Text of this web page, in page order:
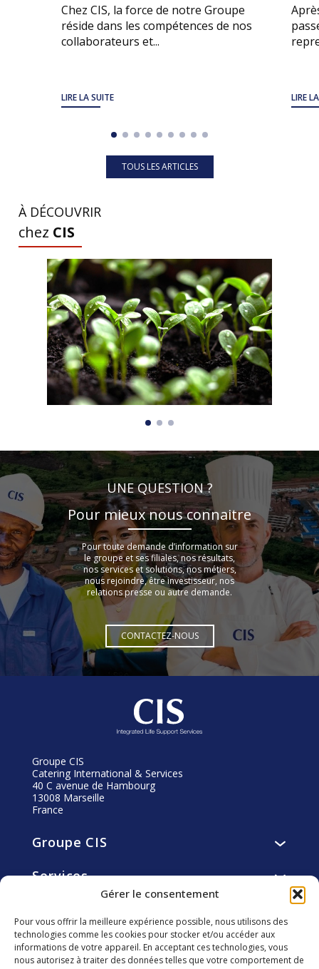
Gérer le consentement
Pour vous offrir la meilleure expérience possible, nous utilisons des
technologies comme les cookies pour stocker et/ou accéder aux
informations de votre appareil. En acceptant ces technologies, vous
nous autorisez à traiter des données telles que votre comportement de
Chez CIS, la force de notre Groupe
réside dans les compétences de nos
collaborateurs et...
LIRE LA SUITE LIRE
TOUS LES ARTICLES
À DÉCOUVRIR
chez CIS
UNE QUESTION ?
Pour mieux nous connaitre
Pour toute demande d’information sur
le groupe et ses filiales, nos résultats,
nos services et solutions, nos métiers,
nous rejoindre, être investisseur, nos
relations presse ou autre demande.
CONTACTEZ-NOUS
Groupe CIS
Catering International & Services
40 C avenue de Hambourg
13008 Marseille
France
Groupe CIS
Vision, mission, valeurs
Gouvernance
Éthique
Fondation CIS
Services
Services de restauration
Services de facility et utility management
smart4you solutions innovantes
Résidents
Collaborateurs
Clients
Carrière
Pourquoi nous rejoindre ?